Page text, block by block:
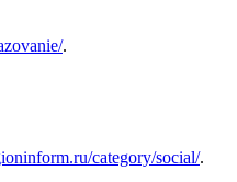
.
category/social/.